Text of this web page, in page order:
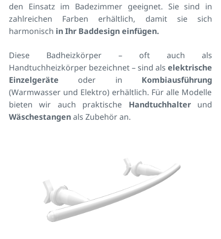
den Einsatz im Badezimmer geeignet. Sie sind in
zahlreichen Farben erhältlich, damit sie sich
harmonisch in Ihr Baddesign einfügen.
Diese Badheizkörper – oft auch als
Handtuchheizkörper bezeichnet – sind als elektrische
Einzelgeräte oder in Kombiausführung
(Warmwasser und Elektro) erhältlich. Für alle Modelle
bieten wir auch praktische Handtuchhalterund
Wäschestangenals Zubehör an.